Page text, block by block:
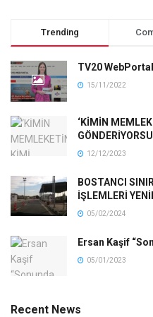
Trending
TV20 WebPortal
15/11/2022
‘KİMİN
12/12/2023
BOSTANCI
İŞLEMLERİ
05/02/2024
Ersan Kaşif
05/01/2023
Recent News